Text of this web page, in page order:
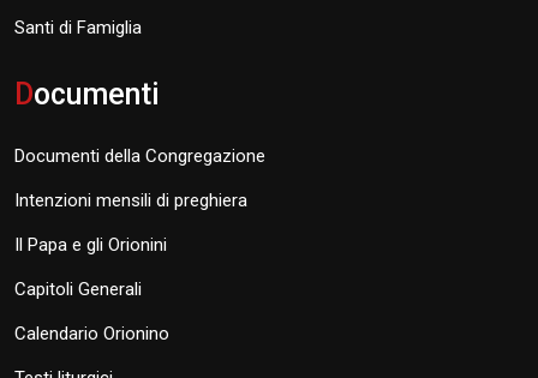
Santi di Famiglia
Documenti
Documenti della Congregazione
Intenzioni mensili di preghiera
Il Papa e gli Orionini
Capitoli Generali
Calendario Orionino